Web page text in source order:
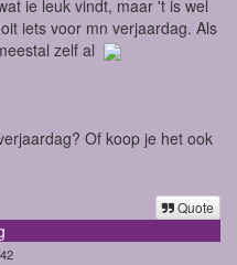
ie leuk vindt, maar 't is wel
iets voor mn verjaardag. Als
zelf al
Of koop je het ook
Quote